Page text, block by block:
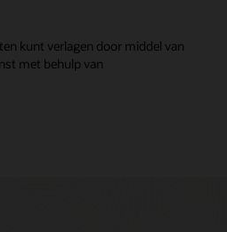
kunt verlagen door middel van
met behulp van